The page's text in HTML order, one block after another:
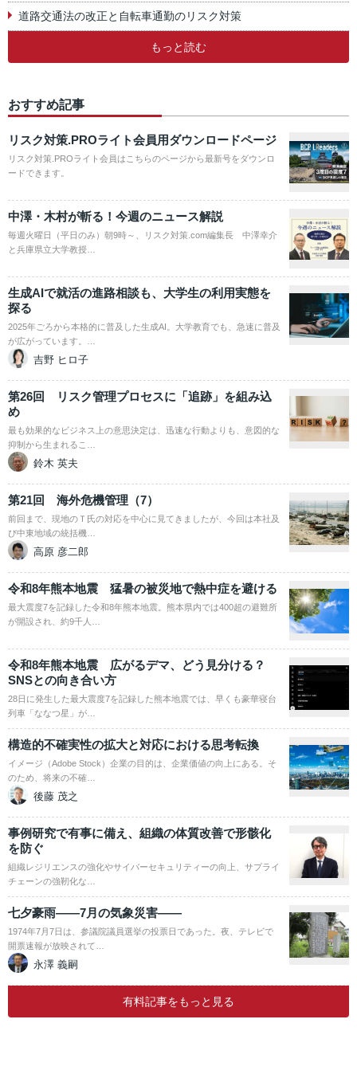
道路交通法の改正と自転車通勤のリスク対策
もっと読む
おすすめ記事
リスク対策.PROライト会員用ダウンロードページ
リスク対策.PROライト会員はこちらのページから最新号をダウンロ
ードできます。
中澤・木村が斬る！今週のニュース解説
毎週火曜日（平日のみ）朝9時～、リスク対策.com編集長 中澤幸介
と兵庫県立大学教授…
生成AIで就活の進路相談も、大学生の利用実態を
探る
2025年ごろから本格的に普及した生成AI。大学教育でも、急速に普及
が広がっています。…
吉野 ヒロ子
第26回 リスク管理プロセスに「追跡」を組み込
め
最も効果的なビジネス上の意思決定は、迅速な行動よりも、意図的な
抑制から生まれるこ…
鈴木 英夫
第21回 海外危機管理（7）
前回まで、現地のＴ氏の対応を中心に見てきましたが、今回は本社及
び中東地域の統括機…
高原 彦二郎
令和8年熊本地震 猛暑の被災地で熱中症を避ける
最大震度7を記録した令和8年熊本地震。熊本県内では400超の避難所
が開設され、約9千人…
令和8年熊本地震 広がるデマ、どう見分ける？
SNSとの向き合い方
28日に発生した最大震度7を記録した熊本地震では、早くも豪華寝台
列車「ななつ星」が…
構造的不確実性の拡大と対応における思考転換
イメージ（Adobe Stock）企業の目的は、企業価値の向上にある。そ
のため、将来の不確…
後藤 茂之
事例研究で有事に備え、組織の体質改善で形骸化
を防ぐ
組織レジリエンスの強化やサイバーセキュリティーの向上、サプライ
チェーンの強靭化な…
七夕豪雨――7月の気象災害――
1974年7月7日は、参議院議員選挙の投票日であった。夜、テレビで
開票速報が放映されて…
永澤 義嗣
有料記事をもっと見る